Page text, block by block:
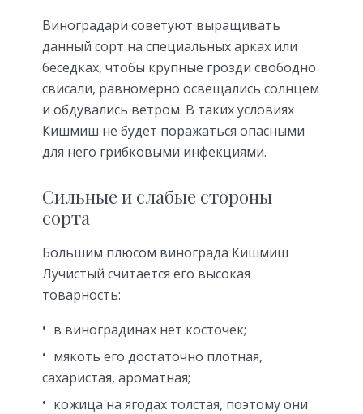
Виноградари советуют выращивать
данный сорт на специальных арках или
беседках, чтобы крупные грозди свободно
свисали, равномерно освещались солнцем
и обдувались ветром. В таких условиях
Кишмиш не будет поражаться опасными
для него грибковыми инфекциями.
Сильные и слабые стороны
сорта
Большим плюсом винограда Кишмиш
Лучистый считается его высокая
товарность:
в виноградинах нет косточек;
мякоть его достаточно плотная,
сахаристая, ароматная;
кожица на ягодах толстая, поэтому они